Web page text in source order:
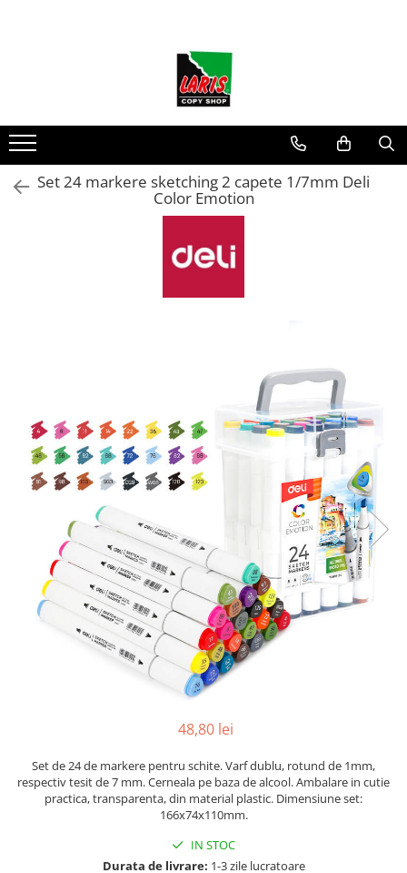
Instrumente de scris
Rollere & Finelinere
Finelinere
Rollere
Pix corector
Banda corectoare
Pic-uri cu rescriere
Fluid corector
Creioane mecanice
Mine pentru creioane mecanice
Ascutitori
Creioane grafit
Pixuri cu mecanism
Markere & Textmarkere
Markere acrilice
Markere tabla alba/whiteboard
Markere permanente
Set 24 markere sketching 2 capete 1/7mm Deli
Color Emotion
48,80 lei
Set de 24 de markere pentru schite. Varf dublu, rotund de 1mm,
respectiv tesit de 7 mm. Cerneala pe baza de alcool. Ambalare in cutie
practica, transparenta, din material plastic. Dimensiune set:
166x74x110mm.
IN STOC
Durata de livrare: 1-3 zile lucratoare